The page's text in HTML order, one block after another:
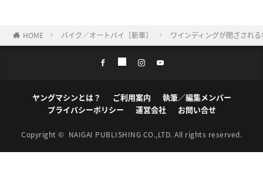
HOME バイク／オートバイ［新車］ ワインディングが閉ざされ
ヤングマシンとは？ ご利用案内
執筆／編集メンバー
プライバシーポリシー
運営会社 お問い合せ
Copyright © NAIGAI PUBLISHING CO.,LTD. All rights reserved.